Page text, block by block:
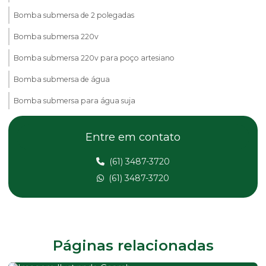
Bomba submersa de 2 polegadas
Bomba submersa 220v
Bomba submersa 220v para poço artesiano
Bomba submersa de água
Bomba submersa para água suja
Bomba submersa alta vazão
Bomba submersa anauger
Bomba submersa com boia
Bomba submersa industrial
Entre em contato
(61) 3487-3720
(61) 3487-3720
Páginas relacionadas